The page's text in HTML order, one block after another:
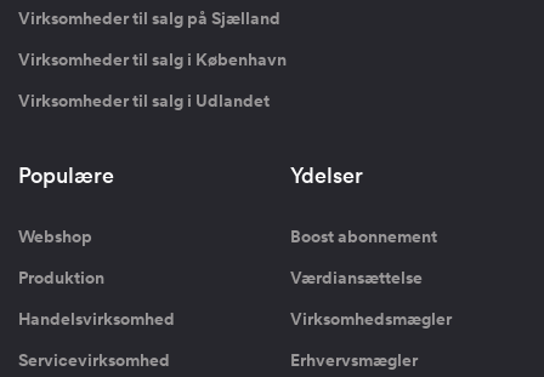
Virksomheder til salg på Sjælland
Virksomheder til salg i København
Virksomheder til salg i Udlandet
Populære
Webshop
Produktion
Handelsvirksomhed
Servicevirksomhed
Ydelser
Boost abonnement
Værdiansættelse
Virksomhedsmægler
Erhvervsmægler